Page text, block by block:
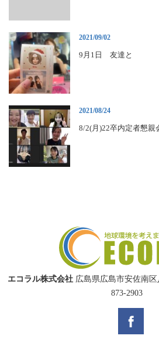
2021/09/02
9月1日 友達と
2021/08/24
8/2(月)22卒内定者懇親
エコラル株式会社広島県広島市安佐南
873-2903